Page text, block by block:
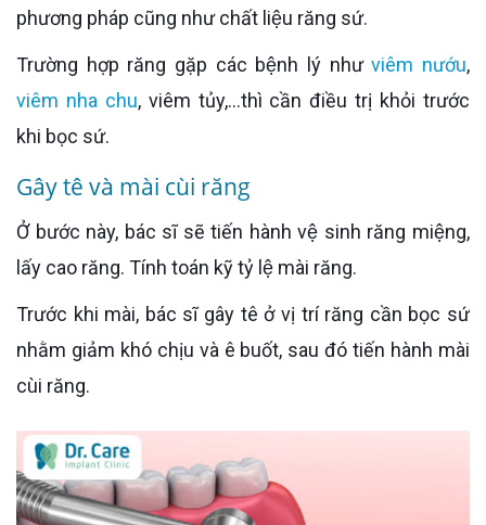
phương pháp cũng như chất liệu răng sứ.
Trường hợp răng gặp các bệnh lý nhưviêm nướu,
viêm nha chu, viêm tủy,...thì cần điều trị khỏi trước
khi bọc sứ.
Gây tê và mài cùi răng
Ở bước này, bác sĩ sẽ tiến hành vệ sinh răng miệng,
lấy cao răng. Tính toán kỹ tỷ lệ mài răng.
Trước khi mài, bác sĩ gây tê ở vị trí răng cần bọc sứ
nhằm giảm khó chịu và ê buốt, sau đó tiến hành mài
cùi răng.